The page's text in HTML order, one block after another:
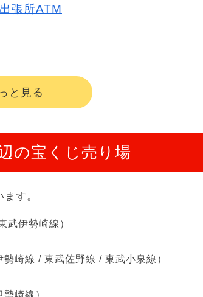
張所ATM
と見る
の宝くじ売り場
す。
武伊勢崎線）
勢崎線 / 東武佐野線 / 東武小泉線）
崎線）